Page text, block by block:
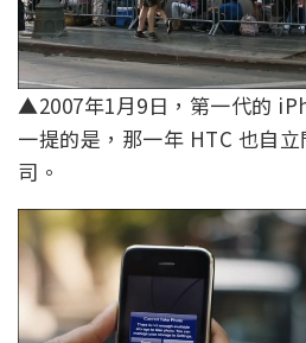
▲2007年1月9日，第一代的
一提的是，那一年 HTC 也自
司。